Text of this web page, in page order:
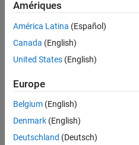
Predicates
Version History
Predicates
expand all
Syntaxes
Version History
Amériques
América Latina (Español)
Canada (English)
United States (English)
Europe
Belgium (English)
Denmark (English)
Deutschland (Deutsch)